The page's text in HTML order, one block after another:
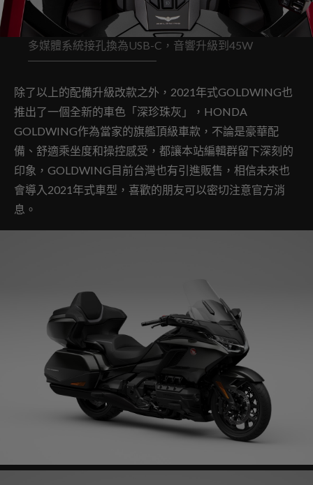
多媒體系統接孔換為USB-C，音響升級到45W
除了以上的配備升級改款之外，2021年式GOLDWING也
推出了一個全新的車色「深珍珠灰」，HONDA
GOLDWING作為當家的旗艦頂級車款，不論是豪華配
備、舒適乘坐度和操控感受，都讓本站編輯群留下深刻的
印象，GOLDWING目前台灣也有引進販售，相信未來也
會導入2021年式車型，喜歡的朋友可以密切注意官方消
息。